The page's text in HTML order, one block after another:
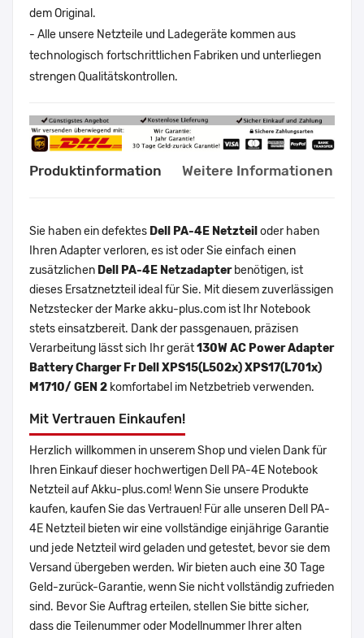
dem Original.
- Alle unsere Netzteile und Ladegeräte kommen aus
technologisch fortschrittlichen Fabriken und unterliegen
strengen Qualitätskontrollen.
Produktinformation Weitere Informationen
Sie haben ein defektes Dell PA-4E Netzteil oder haben
Ihren Adapter verloren, es ist oder Sie einfach einen
zusätzlichen Dell PA-4E Netzadapterbenötigen, ist
dieses Ersatznetzteil ideal für Sie. Mit diesem zuverlässigen
Netzstecker der Marke akku-plus.com ist Ihr Notebook
stets einsatzbereit. Dank der passgenauen, präzisen
Verarbeitung lässt sich Ihr gerät130W AC Power Adapter
Battery Charger Fr Dell XPS15(L502x) XPS17(L701x)
M1710/ GEN 2 komfortabel im Netzbetrieb verwenden.
Mit Vertrauen Einkaufen!
Herzlich willkommen in unserem Shop und vielen Dank für
Ihren Einkauf dieser hochwertigen Dell PA-4E Notebook
Netzteil auf Akku-plus.com! Wenn Sie unsere Produkte
kaufen, kaufen Sie das Vertrauen! Für alle unseren Dell PA-
4E Netzteil bieten wir eine vollständige einjährige Garantie
und jede Netzteil wird geladen und getestet, bevor sie dem
Versand übergeben werden. Wir bieten auch eine 30 Tage
Geld-zurück-Garantie, wenn Sie nicht vollständig zufrieden
sind. Bevor Sie Auftrag erteilen, stellen Sie bitte sicher,
dass die Teilenummer oder Modellnummer Ihrer alten